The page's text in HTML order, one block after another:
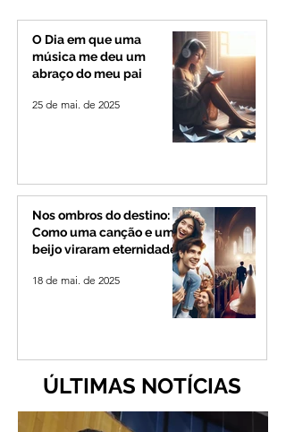
espera
O Dia em que uma
música me deu um
abraço do meu pai
25 de mai. de 2025
Nos ombros do destino:
Como uma canção e um
beijo viraram eternidade
18 de mai. de 2025
ÚLTIMAS NOTÍCIAS